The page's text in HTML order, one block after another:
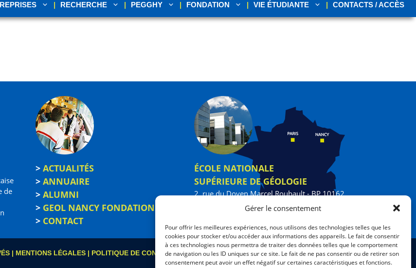
Gérer le consentement
Pour offrir les meilleures expériences, nous utilisons des technologies telles que les
cookies pour stocker et/ou accéder aux informations des appareils. Le fait de consentir
à ces technologies nous permettra de traiter des données telles que le comportement
de navigation ou les ID uniques sur ce site. Le fait de ne pas consentir ou de retirer son
consentement peut avoir un effet négatif sur certaines caractéristiques et fonctions.
RECHERCHE PEGGHY FONDATION VIE ÉTUDIANTE CONTACTS / ACCÈS
de
>ACTUALITÉS
>ANNUAIRE
>ALUMNI
>GEOL NANCY FONDATION
>CONTACT
ÉCOLE NATIONALE
SUPÉRIEURE DE GÉOLOGIE
2, rue du Doyen Marcel Roubault - BP 10162
54505 Vandœuvre-les-Nancy cedex
| MENTIONS LÉGALES | POLITIQUE DE CONFIDENTIALITÉ|UNIVERSITÉ DE LORRAINE